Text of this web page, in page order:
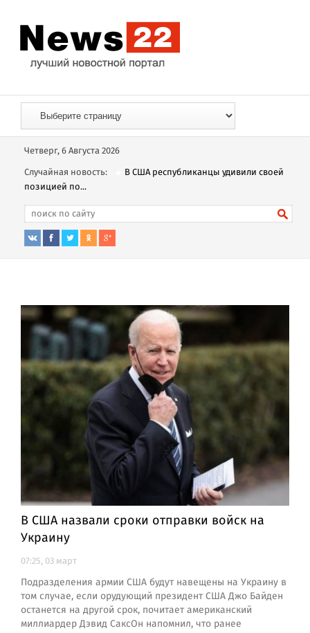
Четверг, 6 Августа 2026
Случайная новость:
В США республиканцы удивили своей
позицией по...
В США назвали сроки отправки войск на
Украину
07:25, 03 март
Подразделения армии США будут навещены на Украину в
том случае, если орудующий президент США Джо Байден
останется на другой срок, почитает американский
миллиардер Дэвид СаксОн напомнил, что ранее